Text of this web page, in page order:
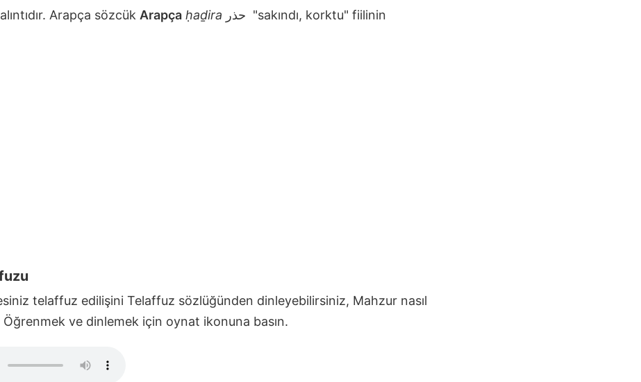
Arapça sözcük Arapça ḥaḏira
"sakındı, korktu" fiilinin
telaffuz edilişini Telaffuz sözlüğünden dinleyebilirsiniz, Mahzur nasıl
ve dinlemek için oynat ikonuna basın.